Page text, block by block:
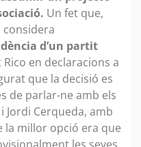
Un fet que,
considera
d’un partit
en declaracions a
que la decisió es
de parlar-ne amb els
Cerqueda, amb
la millor opció era que